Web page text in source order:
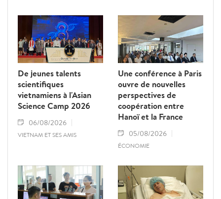
De jeunes talents
scientifiques
vietnamiens à l'Asian
Science Camp 2026
06/08/2026
VIETNAM ET SES AMIS
Une conférence à Paris
ouvre de nouvelles
perspectives de
coopération entre
Hanoï et la France
05/08/2026
ÉCONOMIE